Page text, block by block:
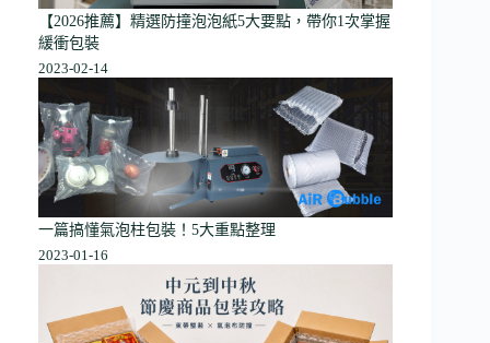
【2026推薦】精選防撞泡泡紙5大要點，帶你1次掌握
緩衝包裝
2023-02-14
一篇搞懂氣泡柱包裝！5大重點整理
2023-01-16